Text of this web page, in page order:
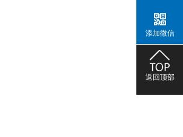
添加微信
返回顶部